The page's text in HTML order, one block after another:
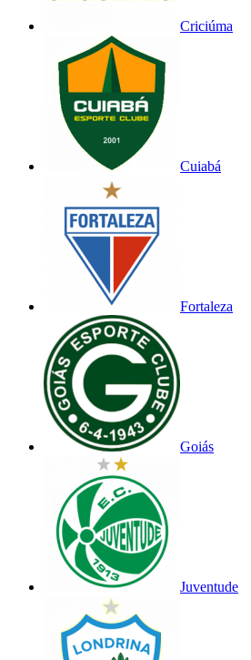
Criciúma
Cuiabá
Fortaleza
Goiás
Juventude